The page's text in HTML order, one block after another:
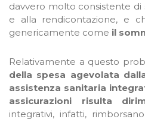
davvero molto consistente di
e alla rendicontazione, e
genericamente come il
Relativamente a questo
della spesa agevolata
assistenza sanitaria
assicurazioni risulta
integrativi, infatti,